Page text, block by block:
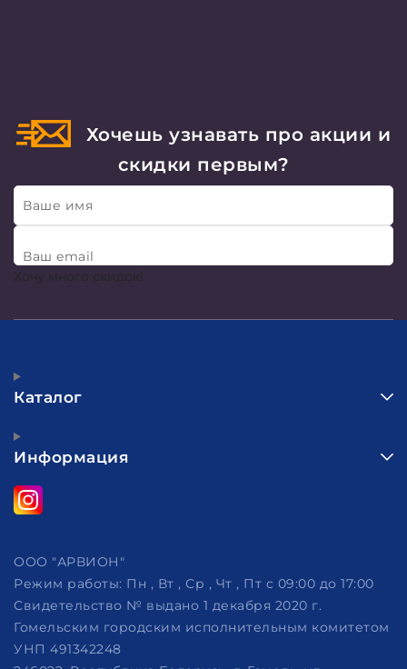
Хочешь узнавать про акции и
скидки первым?
Ваше имя
Ваш email
Хочу много скидок!
Каталог
Информация
ООО "АРВИОН"
Режим работы: Пн , Вт , Ср , Чт , Пт c 09:00 до 17:00
Свидетельство № выдано 1 декабря 2020 г.
Гомельским городским исполнительным комитетом
УНП 491342248